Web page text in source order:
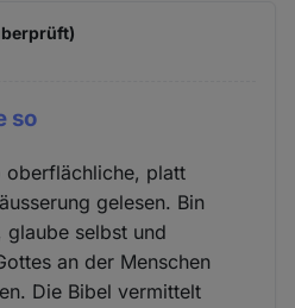
so
oberflächliche, platt
gelesen. Bin
glaube selbst und
an der Menschen
Die Bibel vermittelt